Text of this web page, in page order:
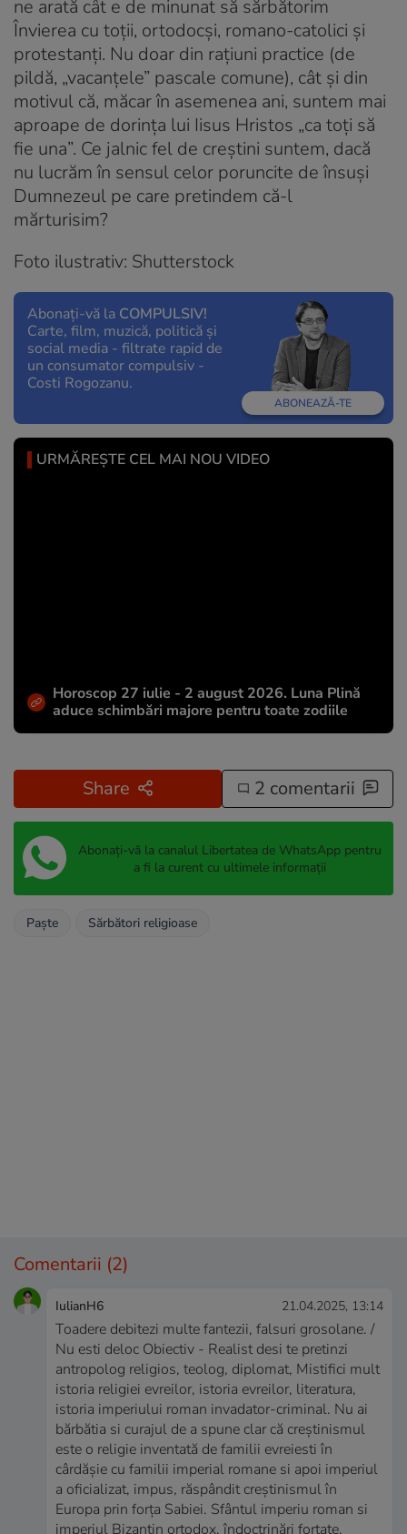
ne arată cât e de minunat să sărbătorim
Învierea cu toții, ortodocși, romano-catolici și
protestanți. Nu doar din rațiuni practice (de
pildă, „vacanțele” pascale comune), cât și din
motivul că, măcar în asemenea ani, suntem mai
aproape de dorința lui Iisus Hristos „ca toți să
fie una”. Ce jalnic fel de creștini suntem, dacă
nu lucrăm în sensul celor poruncite de însuși
Dumnezeul pe care pretindem că-l
mărturisim?
Foto ilustrativ: Shutterstock
Abonați-vă la COMPULSIV!
Carte, film, muzică, politică și
social media - filtrate rapid de
un consumator compulsiv -
Costi Rogozanu.
ABONEAZĂ-TE
URMĂREȘTE CEL MAI NOU VIDEO
Horoscop 27 iulie - 2 august 2026. Luna Plină
aduce schimbări majore pentru toate zodiile
Share 2 comentarii
Abonați-vă la canalul Libertatea de WhatsApp pentru
a fi la curent cu ultimele informații
Paște Sărbători religioase
Comentarii (2)
IulianH6 21.04.2025, 13:14
Toadere debitezi multe fantezii, falsuri grosolane. /
Nu esti deloc Obiectiv - Realist desi te pretinzi
antropolog religios, teolog, diplomat, Mistifici mult
istoria religiei evreilor, istoria evreilor, literatura,
istoria imperiului roman invadator-criminal. Nu ai
bărbătia si curajul de a spune clar că creștinismul
este o religie inventată de familii evreiesti în
cârdășie cu familii imperial romane si apoi imperiul
a oficializat, impus, răspândit creștinismul în
Europa prin forța Sabiei. Sfântul imperiu roman si
imperiul Bizantin ortodox, îndoctrinări forțate,